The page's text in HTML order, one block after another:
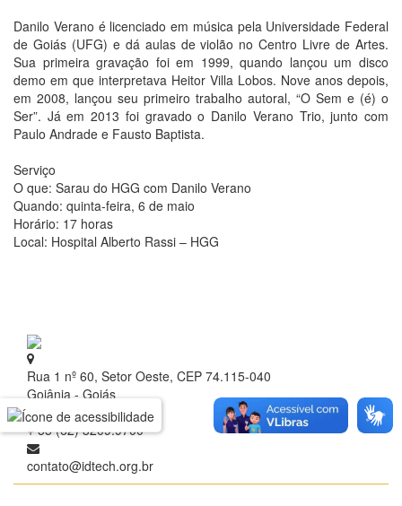
Danilo Verano é licenciado em música pela Universidade Federal
de Goiás (UFG) e dá aulas de violão no Centro Livre de Artes.
Sua primeira gravação foi em 1999, quando lançou um disco
demo em que interpretava Heitor Villa Lobos. Nove anos depois,
em 2008, lançou seu primeiro trabalho autoral, “O Sem e (é) o
Ser”. Já em 2013 foi gravado o Danilo Verano Trio, junto com
Paulo Andrade e Fausto Baptista.
Serviço
O que: Sarau do HGG com Danilo Verano
Quando: quinta-feira, 6 de maio
Horário: 17 horas
Local: Hospital Alberto Rassi – HGG
Rua 1 nº 60, Setor Oeste, CEP 74.115-040
Goiânia - Goiás
+ 55 (62) 3209.9700
contato@idtech.org.br